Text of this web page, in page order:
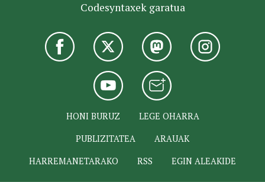
Codesyntaxek garatua
HONI BURUZ
LEGE OHARRA
PUBLIZITATEA
ARAUAK
HARREMANETARAKO
RSS EGIN ALEAKIDE